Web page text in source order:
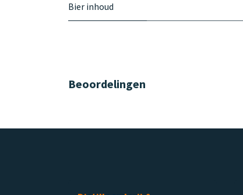
Bier inhoud
Beoordelingen